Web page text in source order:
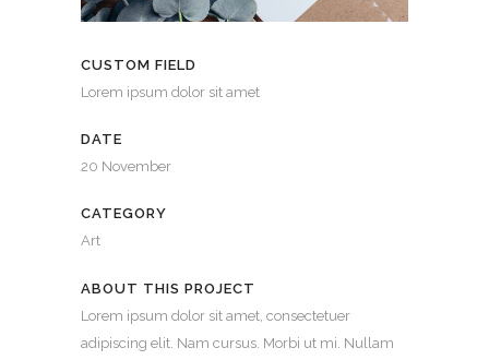
CUSTOM FIELD
Lorem ipsum dolor sit amet
DATE
20 November
CATEGORY
Art
ABOUT THIS PROJECT
Lorem ipsum dolor sit amet, consectetuer
adipiscing elit. Nam cursus. Morbi ut mi. Nullam